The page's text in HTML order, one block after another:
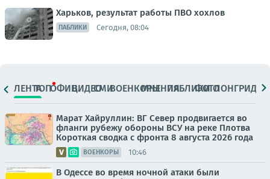
Харьков, результат работы ПВО хохлов
ПАБЛИКИ Сегодня, 08:04
ЛЕНТАТОПОФИЦ.ВИДЕОСМИВОЕНКОРЫМНЕНИЯПАБЛИКИ
ФОТОЛОНГРИДЫ
Марат Хайруллин: ВГ Север продвигается во
фланги рубежу обороны ВСУ на реке Плотва
Короткая сводка с фронта 8 августа 2026 года
ВОЕНКОРЫ 10:46
В Одессе во время ночной атаки были